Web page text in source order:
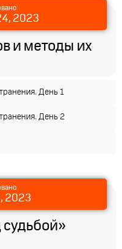
2023
и методы их
День 1
День 2
2023
судьбой»